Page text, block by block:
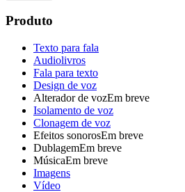
Produto
Texto para fala
Audiolivros
Fala para texto
Design de voz
Alterador de vozEm breve
Isolamento de voz
Clonagem de voz
Efeitos sonorosEm breve
DublagemEm breve
MúsicaEm breve
Imagens
Vídeo